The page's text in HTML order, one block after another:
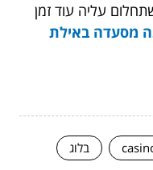
עליה עוד זמן
מסעדה באילת
בלוג